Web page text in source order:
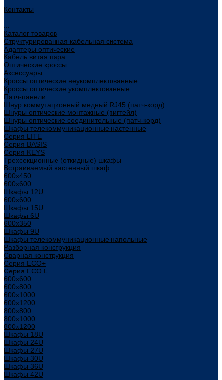
Контакты
Каталог товаров
Структурированная кабельная система
Адаптеры оптические
Кабель витая пара
Оптические кроссы
Аксессуары
Кроссы оптические неукомплектованные
Кроссы оптические укомплектованные
Патч-панели
Шнур коммутационный медный RJ45 (патч-корд)
Шнуры оптические монтажные (пигтейл)
Шнуры оптические соединительные (патч-корд)
Шкафы телекоммуникационные настенные
Cерия LITE
Cерия BASIS
Cерия KEYS
Трехсекционные (откидные) шкафы
Встраиваемый настенный шкаф
600x450
600x600
Шкафы 12U
600x600
Шкафы 15U
Шкафы 6U
600x350
Шкафы 9U
Шкафы телекоммуникационные напольные
Разборная конструкция
Сварная конструкция
Серия ECO+
Серия ECO L
600x600
600x800
600х1000
600х1200
800x800
800х1000
800х1200
Шкафы 18U
Шкафы 24U
Шкафы 27U
Шкафы 30U
Шкафы 36U
Шкафы 42U